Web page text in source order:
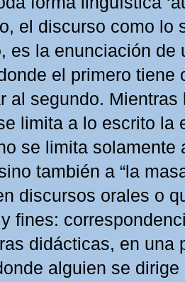
el discurso como lo
es la enunciación de
el primero tiene
al segundo. Mientras
limita a lo escrito la
se limita solamente
también a “la
discursos orales o
fines:
didácticas, en una
alguien se